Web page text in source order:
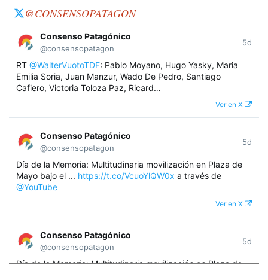
@CONSENSOPATAGON
Consenso Patagónico
@consensopatagon
5d
RT @WalterVuotoTDF: Pablo Moyano, Hugo Yasky, Maria
Emilia Soria, Juan Manzur, Wado De Pedro, Santiago
Cafiero, Victoria Toloza Paz, Ricard…
Ver en X
Consenso Patagónico
@consensopatagon
5d
Día de la Memoria: Multitudinaria movilización en Plaza de
Mayo bajo el ... https://t.co/VcuoYlQW0x a través de
@YouTube
Ver en X
Consenso Patagónico
@consensopatagon
5d
Día de la Memoria: Multitudinaria movilización en Plaza de